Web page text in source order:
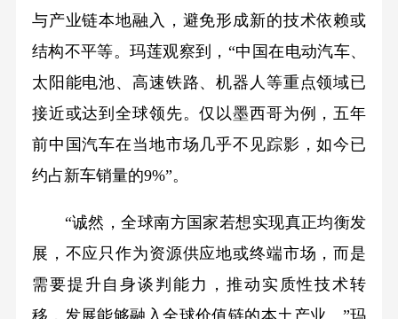
与产业链本地融入，避免形成新的技术依赖或
结构不平等。玛莲观察到，“中国在电动汽车、
太阳能电池、高速铁路、机器人等重点领域已
接近或达到全球领先。仅以墨西哥为例，五年
前中国汽车在当地市场几乎不见踪影，如今已
约占新车销量的9%”。
“诚然，全球南方国家若想实现真正均衡发
展，不应只作为资源供应地或终端市场，而是
需要提升自身谈判能力，推动实质性技术转